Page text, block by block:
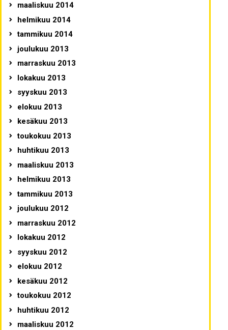
maaliskuu 2014
helmikuu 2014
tammikuu 2014
joulukuu 2013
marraskuu 2013
lokakuu 2013
syyskuu 2013
elokuu 2013
kesäkuu 2013
toukokuu 2013
huhtikuu 2013
maaliskuu 2013
helmikuu 2013
tammikuu 2013
joulukuu 2012
marraskuu 2012
lokakuu 2012
syyskuu 2012
elokuu 2012
kesäkuu 2012
toukokuu 2012
huhtikuu 2012
maaliskuu 2012